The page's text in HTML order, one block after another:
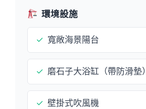
環境設施
✓ 寬敞海景陽台
✓ 磨石子大浴缸（帶防滑墊）
✓ 壁掛式吹風機